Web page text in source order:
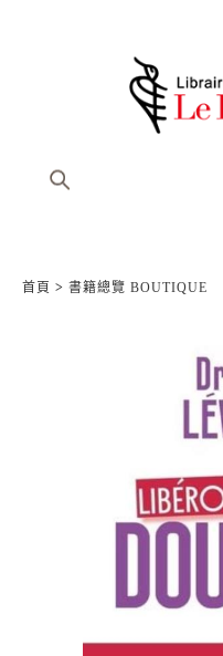
首頁 > 書籍總覽 BOUTIQUE